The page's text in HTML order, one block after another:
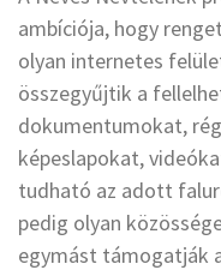
ambíciója, hogy
olyan internetes
összegyűjtik a
dokumentumokat,
képeslapokat,
tudható az adott
pedig olyan
egymást támogatják